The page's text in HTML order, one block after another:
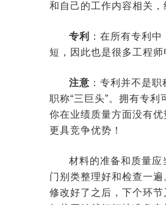
和自己的工作内容相关，
专利
：在所有专利
短，因此也是很多工程师
注意 ：专利并不是
职称“三巨头”。拥有专
你在业绩质量方面没有
更具竞争优势！
材料的准备和质量应
门别类整理好和检查一
修改好了之后，下个环